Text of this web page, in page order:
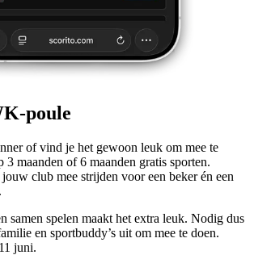
poule
of vind je het gewoon leuk om mee te
3 maanden of 6 maanden gratis sporten.
club mee strijden voor een beker én een
samen spelen maakt het extra leuk. Nodig dus
en sportbuddy’s uit om mee te doen.
juni.